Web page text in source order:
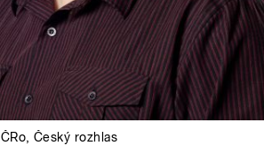
ČRo, Český rozhlas